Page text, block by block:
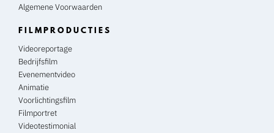
Algemene Voorwaarden
FILMPRODUCTIES
Videoreportage
Bedrijfsfilm
Evenementvideo
Animatie
Voorlichtingsfilm
Filmportret
Videotestimonial